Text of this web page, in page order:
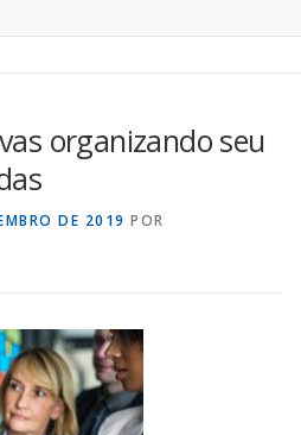
organizando seu
DE 2019 POR